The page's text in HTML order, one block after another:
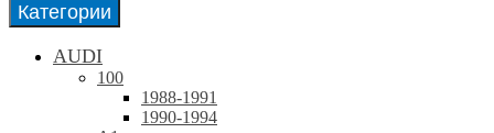
Категории
AUDI
100
1988-1991
1990-1994